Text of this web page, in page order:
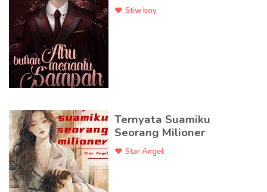
Stiw boy
Ternyata Suamiku
Seorang Milioner
Star Angel